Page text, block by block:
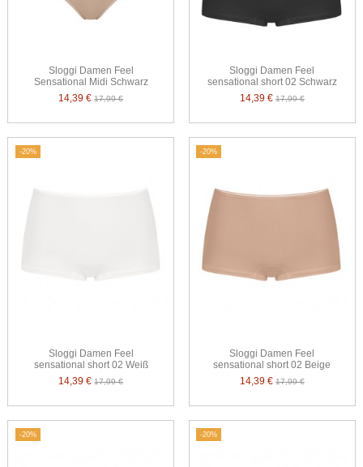
Sloggi Damen Feel
Sensational Midi Schwarz
14,39 €17,99 €
Sloggi Damen Feel
sensational short 02 Schwarz
14,39 €17,99 €
-20%
Sloggi Damen Feel
sensational short 02 Weiß
14,39 €17,99 €
-20%
Sloggi Damen Feel
sensational short 02 Beige
14,39 €17,99 €
-20% -20%